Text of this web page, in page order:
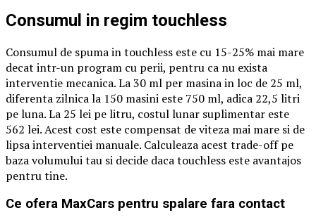
Consumul in regim touchless
Consumul de spuma in touchless este cu 15-25% mai mare
decat intr-un program cu perii, pentru ca nu exista
interventie mecanica. La 30 ml per masina in loc de 25 ml,
diferenta zilnica la 150 masini este 750 ml, adica 22,5 litri
pe luna. La 25 lei pe litru, costul lunar suplimentar este
562 lei. Acest cost este compensat de viteza mai mare si de
lipsa interventiei manuale. Calculeaza acest trade-off pe
baza volumului tau si decide daca touchless este avantajos
pentru tine.
Ce ofera MaxCars pentru spalare fara contact